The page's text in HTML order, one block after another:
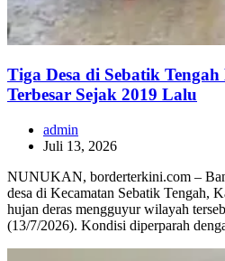
Tiga Desa di Sebatik
Terbesar Sejak 2019 Lalu
admin
Juli 13, 2026
NUNUKAN, borderterkini.com –
desa di Kecamatan Sebatik Tengah,
hujan deras mengguyur wilayah
(13/7/2026). Kondisi diperparah